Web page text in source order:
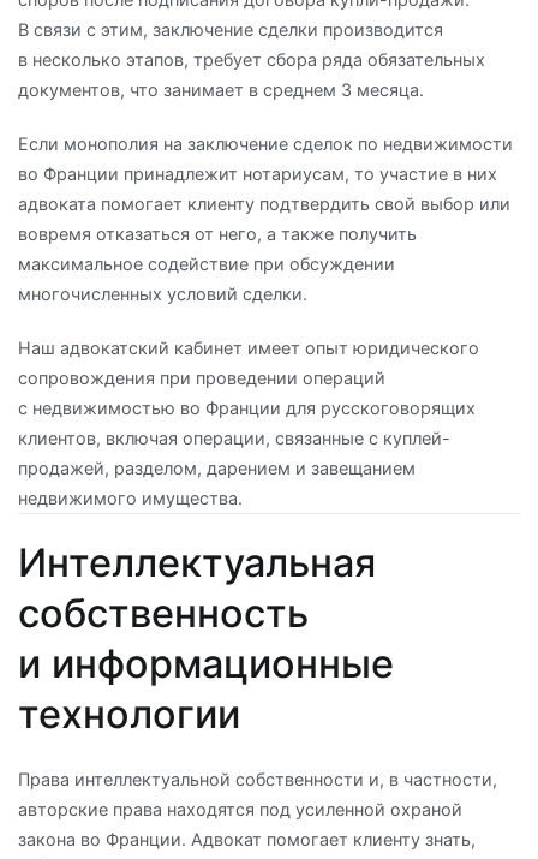
В связи с этим, заключение сделки производится
в несколько этапов, требует сбора ряда обязательных
документов, что занимает в среднем 3 месяца.
Если монополия на заключение сделок по недвижимости
во Франции принадлежит нотариусам, то участие в них
адвоката помогает клиенту подтвердить свой выбор или
вовремя отказаться от него, а также получить
максимальное содействие при обсуждении
многочисленных условий сделки.
Наш адвокатский кабинет имеет опыт юридического
сопровождения при проведении операций
с недвижимостью во Франции для русскоговорящих
клиентов, включая операции, связанные с куплей-
продажей, разделом, дарением и завещанием
недвижимого имущества.
Интеллектуальная
собственность
и информационные
технологии
Права интеллектуальной собственности и, в частности,
авторские права находятся под усиленной охраной
закона во Франции. Адвокат помогает клиенту знать,